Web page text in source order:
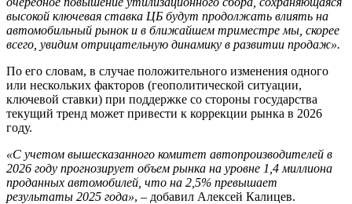
высокой ключевая ставка ЦБ будут продолжать влиять на
автомобильный рынок и в ближайшем триместре мы, скорее
всего, увидим отрицательную динамику в развитии продаж».
По его словам, в случае положительного изменения одного
или нескольких факторов (геополитической ситуации,
ключевой ставки) при поддержке со стороны государства
текущий тренд может привести к коррекции рынка в 2026
году.
«С учетом вышесказанного комитет автопроизводителей в
2026 году прогнозирует объем рынка на уровне 1,4 миллиона
проданных автомобилей, что на 2,5% превышает
результаты 2025 года», – добавил Алексей Калицев.